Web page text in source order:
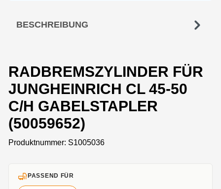
BESCHREIBUNG
RADBREMSZYLINDER FÜR
JUNGHEINRICH CL 45-50
C/H GABELSTAPLER
(50059652)
Produktnummer: S1005036
PASSEND FÜR